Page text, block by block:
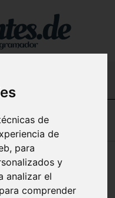
de
de
para
y
analizar el
comprender
desde